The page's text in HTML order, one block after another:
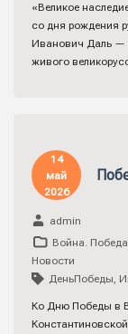
«Великое
со дня рождения
Иванович Даль —
живого
14
май
2026
admin
Война.
Новости
ДеньПобеды,
Ко Дню Победы в